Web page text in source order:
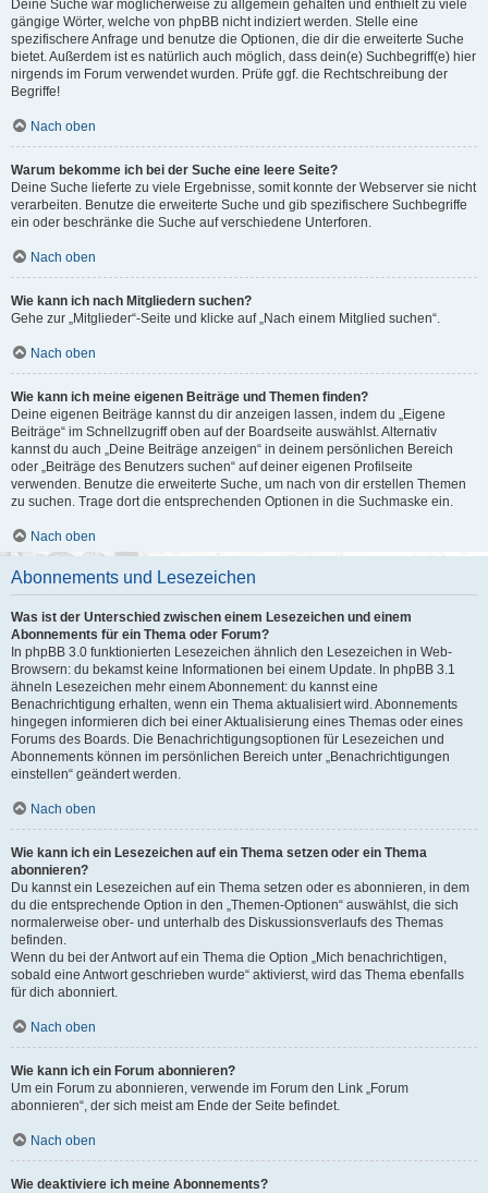
Deine Suche war möglicherweise zu allgemein gehalten und enthielt zu viele
gängige Wörter, welche von phpBB nicht indiziert werden. Stelle eine
spezifischere Anfrage und benutze die Optionen, die dir die erweiterte Suche
bietet. Außerdem ist es natürlich auch möglich, dass dein(e) Suchbegriff(e) hier
nirgends im Forum verwendet wurden. Prüfe ggf. die Rechtschreibung der
Begriffe!
Nach oben
Warum bekomme ich bei der Suche eine leere Seite?
Deine Suche lieferte zu viele Ergebnisse, somit konnte der Webserver sie nicht
verarbeiten. Benutze die erweiterte Suche und gib spezifischere Suchbegriffe
ein oder beschränke die Suche auf verschiedene Unterforen.
Nach oben
Wie kann ich nach Mitgliedern suchen?
Gehe zur „Mitglieder“-Seite und klicke auf „Nach einem Mitglied suchen“.
Nach oben
Wie kann ich meine eigenen Beiträge und Themen finden?
Deine eigenen Beiträge kannst du dir anzeigen lassen, indem du „Eigene
Beiträge“ im Schnellzugriff oben auf der Boardseite auswählst. Alternativ
kannst du auch „Deine Beiträge anzeigen“ in deinem persönlichen Bereich
oder „Beiträge des Benutzers suchen“ auf deiner eigenen Profilseite
verwenden. Benutze die erweiterte Suche, um nach von dir erstellen Themen
zu suchen. Trage dort die entsprechenden Optionen in die Suchmaske ein.
Nach oben
Abonnements und Lesezeichen
Was ist der Unterschied zwischen einem Lesezeichen und einem
Abonnements für ein Thema oder Forum?
In phpBB 3.0 funktionierten Lesezeichen ähnlich den Lesezeichen in Web-
Browsern: du bekamst keine Informationen bei einem Update. In phpBB 3.1
ähneln Lesezeichen mehr einem Abonnement: du kannst eine
Benachrichtigung erhalten, wenn ein Thema aktualisiert wird. Abonnements
hingegen informieren dich bei einer Aktualisierung eines Themas oder eines
Forums des Boards. Die Benachrichtigungsoptionen für Lesezeichen und
Abonnements können im persönlichen Bereich unter „Benachrichtigungen
einstellen“ geändert werden.
Nach oben
Wie kann ich ein Lesezeichen auf ein Thema setzen oder ein Thema
abonnieren?
Du kannst ein Lesezeichen auf ein Thema setzen oder es abonnieren, in dem
du die entsprechende Option in den „Themen-Optionen“ auswählst, die sich
normalerweise ober- und unterhalb des Diskussionsverlaufs des Themas
befinden.
Wenn du bei der Antwort auf ein Thema die Option „Mich benachrichtigen,
sobald eine Antwort geschrieben wurde“ aktivierst, wird das Thema ebenfalls
für dich abonniert.
Nach oben
Wie kann ich ein Forum abonnieren?
Um ein Forum zu abonnieren, verwende im Forum den Link „Forum
abonnieren“, der sich meist am Ende der Seite befindet.
Nach oben
Wie deaktiviere ich meine Abonnements?